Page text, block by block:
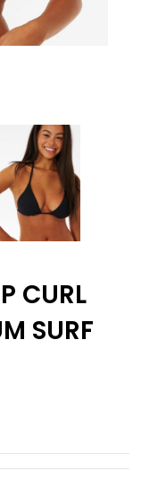
CURL
SURF